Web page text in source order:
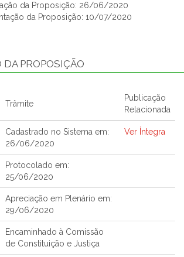
da Proposição: 26/06/2020
da Proposição: 10/07/2020
PROPOSIÇÃO
Trâmite
Publicação
Relacionada
Cadastrado no Sistema em:
26/06/2020
Ver Íntegra
Protocolado em:
25/06/2020
Apreciação em Plenário em:
29/06/2020
Encaminhado à Comissão
de Constituição e Justiça